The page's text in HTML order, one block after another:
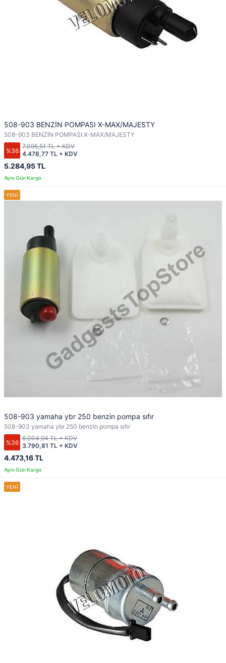
508-903 BENZİN POMPASI X-MAX/MAJESTY
508-903 BENZİN POMPASI X-MAX/MAJESTY
%36
5.284,95 TL
4.478,77 TL + KDV
7.095,51 TL + KDV
508-903 yamaha ybr 250 benzin pompa sıfır
508-903 yamaha ybr 250 benzin pompa sıfır
%36
4.473,16 TL
3.790,81 TL + KDV
6.004,94 TL + KDV